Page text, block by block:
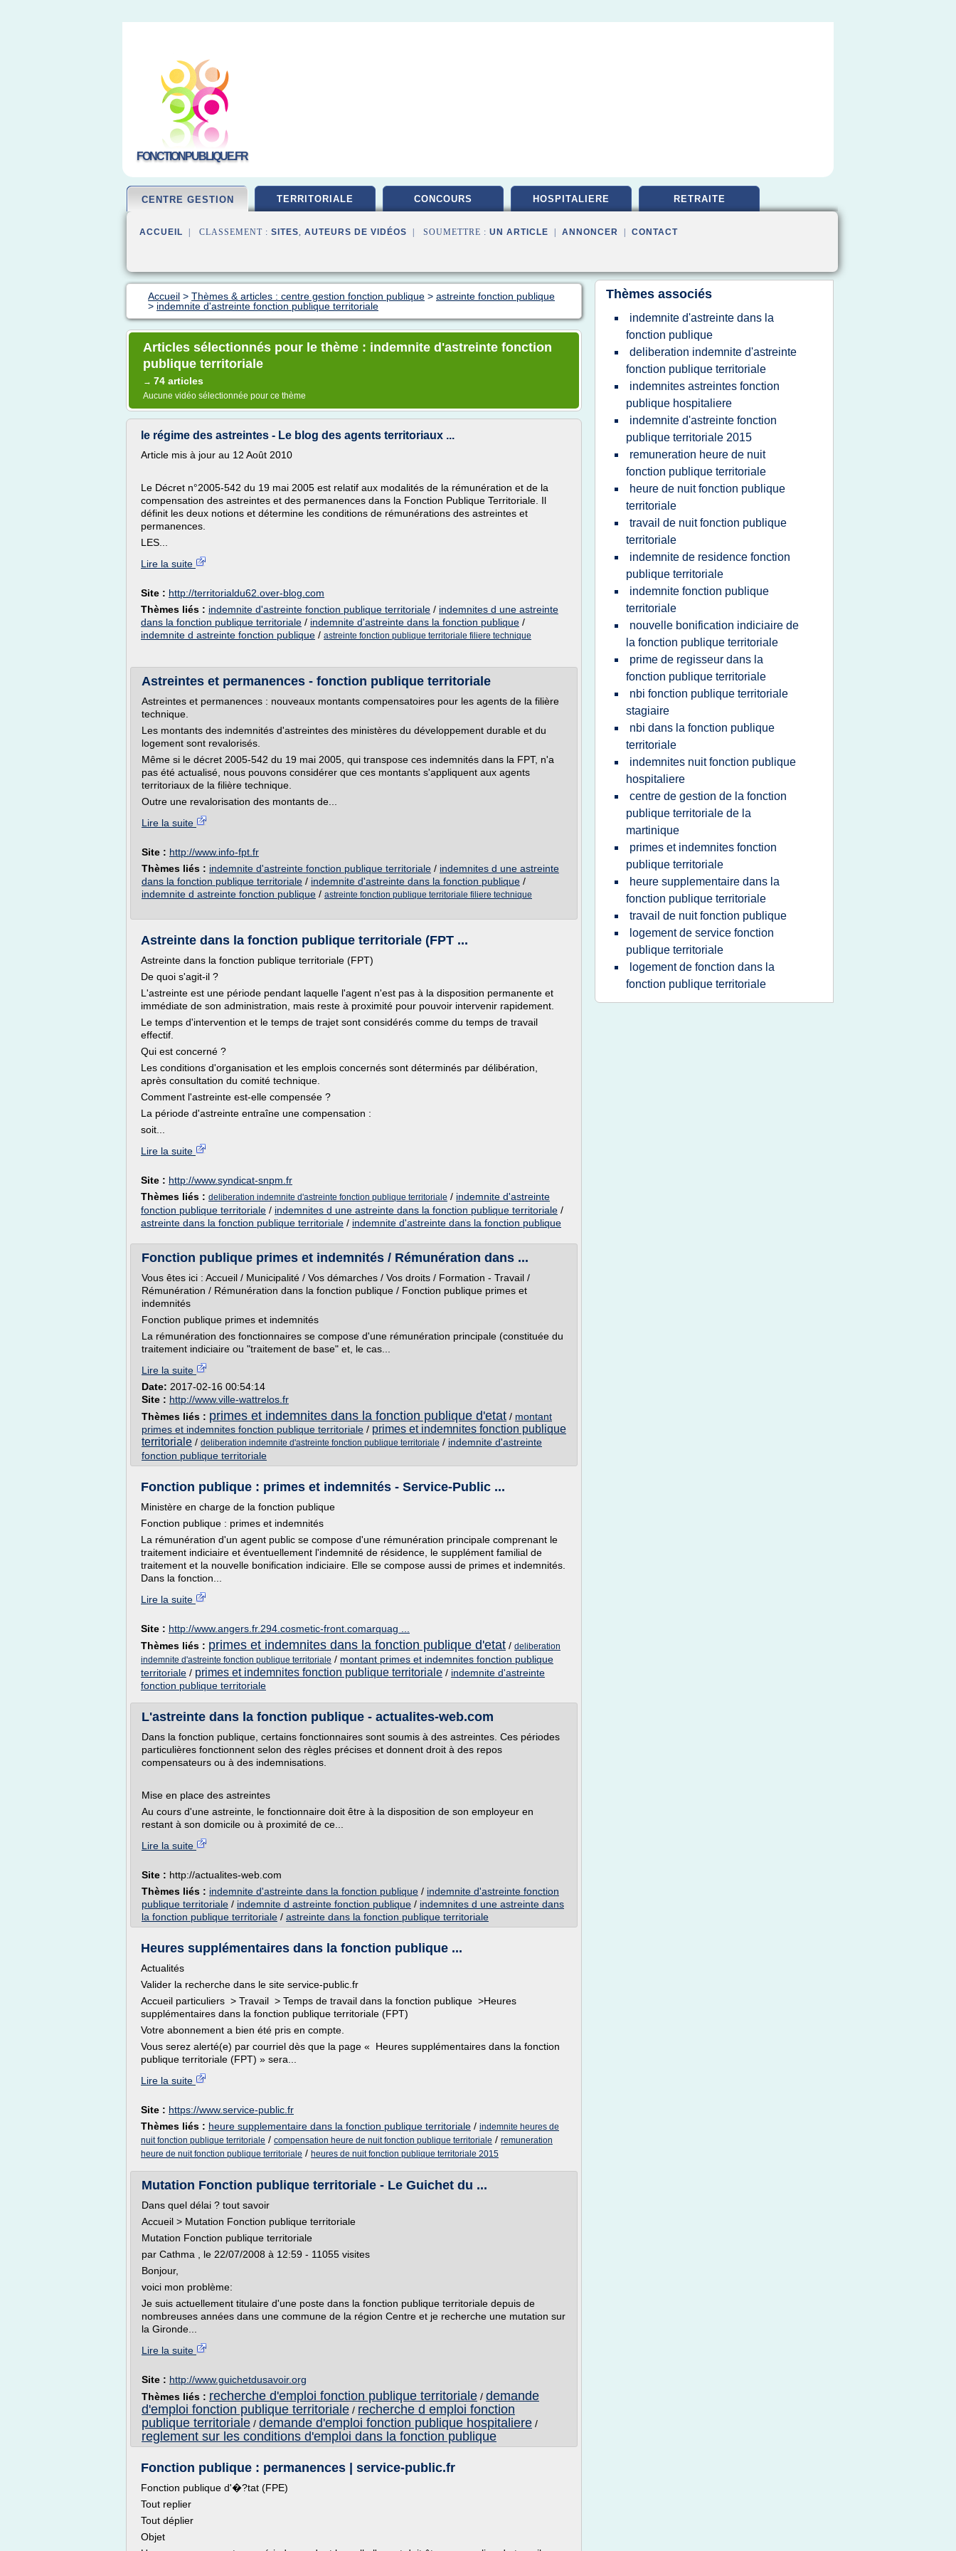
FONCTIONPUBLIQUE.FR
CENTRE GESTION TERRITORIALE CONCOURS HOSPITALIERE RETRAITE
ACCUEIL | CLASSEMENT : SITES, AUTEURS DE VIDÉOS | SOUMETTRE : UN ARTICLE ANNONCER CONTACT
Accueil > Thèmes & articles : centre gestion fonction publique > astreinte fonction publique
> indemnite d'astreinte fonction publique territoriale
Articles sélectionnés pour le thème : indemnite d'astreinte fonction
publique territoriale
→ 74 articles
Aucune vidéo sélectionnée pour ce thème
le régime des astreintes - Le blog des agents territoriaux ...
Article mis à jour au 12 Août 2010
Le Décret n°2005-542 du 19 mai 2005 est relatif aux modalités de la rémunération et de la
compensation des astreintes et des permanences dans la Fonction Publique Territoriale. Il
définit les deux notions et détermine les conditions de rémunérations des astreintes et
permanences.
LES...
Lire la suite
Site : http://territorialdu62.over-blog.com
Thèmes liés : indemnite d'astreinte fonction publique territoriale / indemnites d une astreinte
dans la fonction publique territoriale / indemnite d'astreinte dans la fonction publique /
indemnite d astreinte fonction publique / astreinte fonction publique territoriale filiere technique
Astreintes et permanences - fonction publique territoriale
Astreintes et permanences : nouveaux montants compensatoires pour les agents de la filière
technique.
Les montants des indemnités d'astreintes des ministères du développement durable et du
logement sont revalorisés.
Même si le décret 2005-542 du 19 mai 2005, qui transpose ces indemnités dans la FPT, n'a
pas été actualisé, nous pouvons considérer que ces montants s'appliquent aux agents
territoriaux de la filière technique.
Outre une revalorisation des montants de...
Lire la suite
Site : http://www.info-fpt.fr
Thèmes liés : indemnite d'astreinte fonction publique territoriale / indemnites d une astreinte
dans la fonction publique territoriale / indemnite d'astreinte dans la fonction publique /
indemnite d astreinte fonction publique / astreinte fonction publique territoriale filiere technique
Astreinte dans la fonction publique territoriale (FPT ...
Astreinte dans la fonction publique territoriale (FPT)
De quoi s'agit-il ?
L'astreinte est une période pendant laquelle l'agent n'est pas à la disposition permanente et
immédiate de son administration, mais reste à proximité pour pouvoir intervenir rapidement.
Le temps d'intervention et le temps de trajet sont considérés comme du temps de travail
effectif.
Qui est concerné ?
Les conditions d'organisation et les emplois concernés sont déterminés par délibération,
après consultation du comité technique.
Comment l'astreinte est-elle compensée ?
La période d'astreinte entraîne une compensation :
soit...
Lire la suite
Site : http://www.syndicat-snpm.fr
Thèmes liés : deliberation indemnite d'astreinte fonction publique territoriale / indemnite d'astreinte
fonction publique territoriale / indemnites d une astreinte dans la fonction publique territoriale /
astreinte dans la fonction publique territoriale / indemnite d'astreinte dans la fonction publique
Fonction publique primes et indemnités / Rémunération dans ...
Vous êtes ici : Accueil / Municipalité / Vos démarches / Vos droits / Formation - Travail /
Rémunération / Rémunération dans la fonction publique / Fonction publique primes et
indemnités
Fonction publique primes et indemnités
La rémunération des fonctionnaires se compose d'une rémunération principale (constituée du
traitement indiciaire ou "traitement de base" et, le cas...
Lire la suite
Date: 2017-02-16 00:54:14
Site : http://www.ville-wattrelos.fr
Thèmes liés : primes et indemnites dans la fonction publique d'etat / montant
primes et indemnites fonction publique territoriale / primes et indemnites fonction publique
territoriale / deliberation indemnite d'astreinte fonction publique territoriale / indemnite d'astreinte
fonction publique territoriale
Fonction publique : primes et indemnités - Service-Public ...
Ministère en charge de la fonction publique
Fonction publique : primes et indemnités
La rémunération d'un agent public se compose d'une rémunération principale comprenant le
traitement indiciaire et éventuellement l'indemnité de résidence, le supplément familial de
traitement et la nouvelle bonification indiciaire. Elle se compose aussi de primes et indemnités.
Dans la fonction...
Lire la suite
Site : http://www.angers.fr.294.cosmetic-front.comarquag ...
Thèmes liés : primes et indemnites dans la fonction publique d'etat / deliberation
indemnite d'astreinte fonction publique territoriale / montant primes et indemnites fonction publique
territoriale / primes et indemnites fonction publique territoriale / indemnite d'astreinte
fonction publique territoriale
L'astreinte dans la fonction publique - actualites-web.com
Dans la fonction publique, certains fonctionnaires sont soumis à des astreintes. Ces périodes
particulières fonctionnent selon des règles précises et donnent droit à des repos
compensateurs ou à des indemnisations.
Mise en place des astreintes
Au cours d'une astreinte, le fonctionnaire doit être à la disposition de son employeur en
restant à son domicile ou à proximité de ce...
Lire la suite
Site : http://actualites-web.com
Thèmes liés : indemnite d'astreinte dans la fonction publique / indemnite d'astreinte fonction
publique territoriale / indemnite d astreinte fonction publique / indemnites d une astreinte dans
la fonction publique territoriale / astreinte dans la fonction publique territoriale
Heures supplémentaires dans la fonction publique ...
Actualités
Valider la recherche dans le site service-public.fr
Accueil particuliers > Travail > Temps de travail dans la fonction publique >Heures
supplémentaires dans la fonction publique territoriale (FPT)
Votre abonnement a bien été pris en compte.
Vous serez alerté(e) par courriel dès que la page « Heures supplémentaires dans la fonction
publique territoriale (FPT) » sera...
Lire la suite
Site : https://www.service-public.fr
Thèmes liés : heure supplementaire dans la fonction publique territoriale / indemnite heures de
nuit fonction publique territoriale / compensation heure de nuit fonction publique territoriale / remuneration
heure de nuit fonction publique territoriale / heures de nuit fonction publique territoriale 2015
Mutation Fonction publique territoriale - Le Guichet du ...
Dans quel délai ? tout savoir
Accueil > Mutation Fonction publique territoriale
Mutation Fonction publique territoriale
par Cathma , le 22/07/2008 à 12:59 - 11055 visites
Bonjour,
voici mon problème:
Je suis actuellement titulaire d'une poste dans la fonction publique territoriale depuis de
nombreuses années dans une commune de la région Centre et je recherche une mutation sur
la Gironde...
Lire la suite
Site : http://www.guichetdusavoir.org
Thèmes liés : recherche d'emploi fonction publique territoriale / demande
d'emploi fonction publique territoriale / recherche d emploi fonction
publique territoriale / demande d'emploi fonction publique hospitaliere /
reglement sur les conditions d'emploi dans la fonction publique
Fonction publique : permanences | service-public.fr
Fonction publique d'�?tat (FPE)
Tout replier
Tout déplier
Objet
Thèmes associés
indemnite d'astreinte dans la
fonction publique
deliberation indemnite d'astreinte
fonction publique territoriale
indemnites astreintes fonction
publique hospitaliere
indemnite d'astreinte fonction
publique territoriale 2015
remuneration heure de nuit
fonction publique territoriale
heure de nuit fonction publique
territoriale
travail de nuit fonction publique
territoriale
indemnite de residence fonction
publique territoriale
indemnite fonction publique
territoriale
nouvelle bonification indiciaire de
la fonction publique territoriale
prime de regisseur dans la
fonction publique territoriale
nbi fonction publique territoriale
stagiaire
nbi dans la fonction publique
territoriale
indemnites nuit fonction publique
hospitaliere
centre de gestion de la fonction
publique territoriale de la
martinique
primes et indemnites fonction
publique territoriale
heure supplementaire dans la
fonction publique territoriale
travail de nuit fonction publique
logement de service fonction
publique territoriale
logement de fonction dans la
fonction publique territoriale